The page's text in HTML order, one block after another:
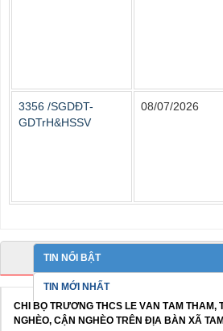
3356 /SGDĐT-
GDTrH&HSSV
08/07/2026
TIN NỔI BẬT
TIN MỚI NHẤT
CHI BỘ TRƯỜNG THCS LÊ VĂN TÂM THĂM,
NGHÈO, CẬN NGHÈO TRÊN ĐỊA BÀN XÃ